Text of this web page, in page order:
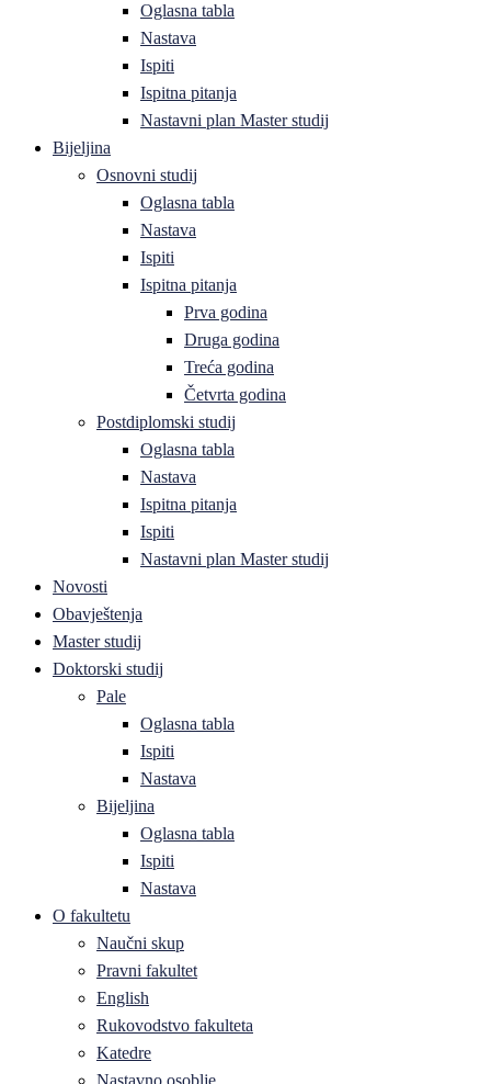
Oglasna tabla
Nastava
Ispiti
Ispitna pitanja
Nastavni plan Master studij
Bijeljina
Osnovni studij
Oglasna tabla
Nastava
Ispiti
Ispitna pitanja
Prva godina
Druga godina
Treća godina
Četvrta godina
Postdiplomski studij
Oglasna tabla
Nastava
Ispitna pitanja
Ispiti
Nastavni plan Master studij
Novosti
Obavještenja
Master studij
Doktorski studij
Pale
Oglasna tabla
Ispiti
Nastava
Bijeljina
Oglasna tabla
Ispiti
Nastava
O fakultetu
Naučni skup
Pravni fakultet
English
Rukovodstvo fakulteta
Katedre
Nastavno osoblje